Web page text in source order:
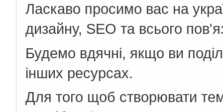
Ласкаво просимо вас на
дизайну, SEO та всього
Будемо вдячні, якщо ви
інших ресурсах.
Для того щоб створювати